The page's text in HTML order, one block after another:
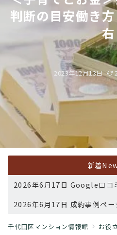
判断の⽬安働き
右
2023年12月13日
新着
2026年6月17日 Google口コ
2026年6月17日 成約事例ペー
千代田区マンション情報館 お役